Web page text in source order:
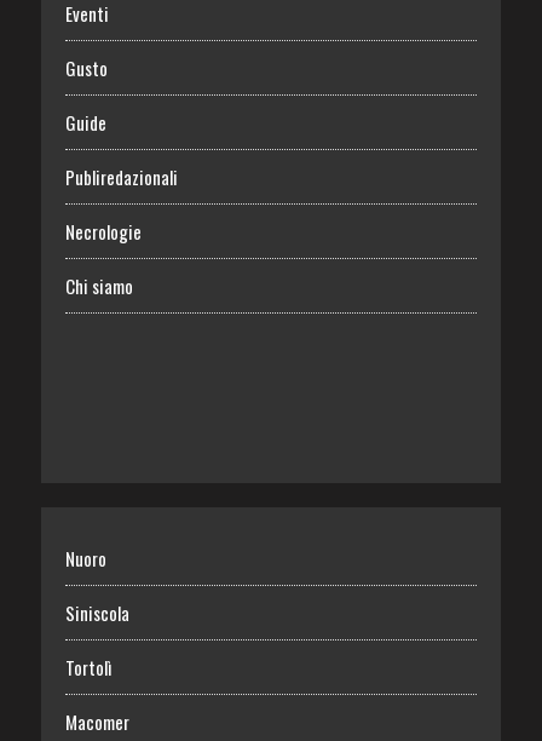
Eventi
Gusto
Guide
Publiredazionali
Necrologie
Chi siamo
Nuoro
Siniscola
Tortolì
Macomer